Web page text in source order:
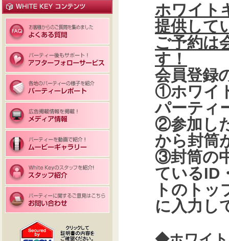
ホワイト
提供して
ご予約は
す！
会員登録
①ホワイ
パーティ
②参加し
から封筒
③封筒の
ているID
トのトッ
に入力し